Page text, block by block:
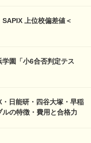
上位校偏差値＜
園「小6合否判定テス
・日能研・四谷大塚・早稲
の特徴・費用と合格力